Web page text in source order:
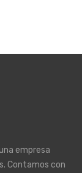
empresa
Contamos con